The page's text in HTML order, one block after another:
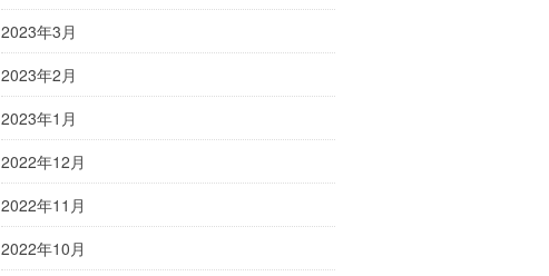
2023年3月
2023年2月
2023年1月
2022年12月
2022年11月
2022年10月